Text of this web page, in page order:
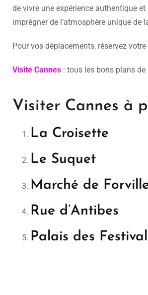
de vivre une expérience authentique et
imprégner de l’atmosphère unique de
Pour vos déplacements, réservez votre
Visite Cannes : tous les bons plans de
Visiter Cannes à
La Croisette
Le Suquet
Marché de
Rue d’Antibes
Palais des